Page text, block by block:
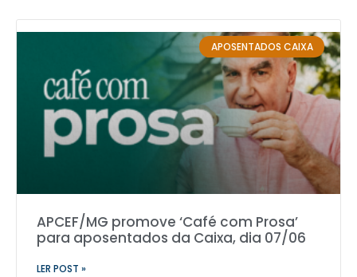
APOSENTADOS CAIXA
APCEF/MG promove ‘Café com Prosa’
para aposentados da Caixa, dia 07/06
LER POST »